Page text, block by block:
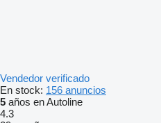
Vendedor verificado
En stock: 156 anuncios
5 años en Autoline
4.3